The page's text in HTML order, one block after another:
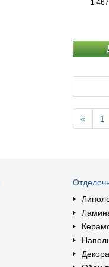
1 467
« 1